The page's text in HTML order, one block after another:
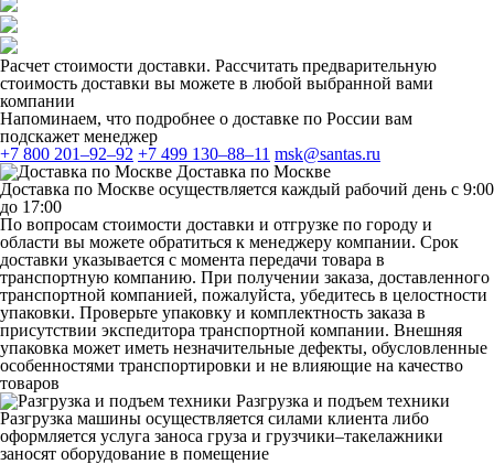
Расчет стоимости доставки. Рассчитать предварительную
стоимость доставки вы можете в любой выбранной вами
компании
Напоминаем, что подробнее о доставке по России вам
подскажет менеджер
+7 800 201–92–92 +7 499 130–88–11 msk@santas.ru
Доставка по Москве
Доставка по Москве осуществляется каждый рабочий день с 9:00
до 17:00
По вопросам стоимости доставки и отгрузке по городу и
области вы можете обратиться к менеджеру компании. Срок
доставки указывается с момента передачи товара в
транспортную компанию. При получении заказа, доставленного
транспортной компанией, пожалуйста, убедитесь в целостности
упаковки. Проверьте упаковку и комплектность заказа в
присутствии экспедитора транспортной компании. Внешняя
упаковка может иметь незначительные дефекты, обусловленные
особенностями транспортировки и не влияющие на качество
товаров
Разгрузка и подъем техники
Разгрузка машины осуществляется силами клиента либо
оформляется услуга заноса груза и грузчики–такелажники
заносят оборудование в помещение